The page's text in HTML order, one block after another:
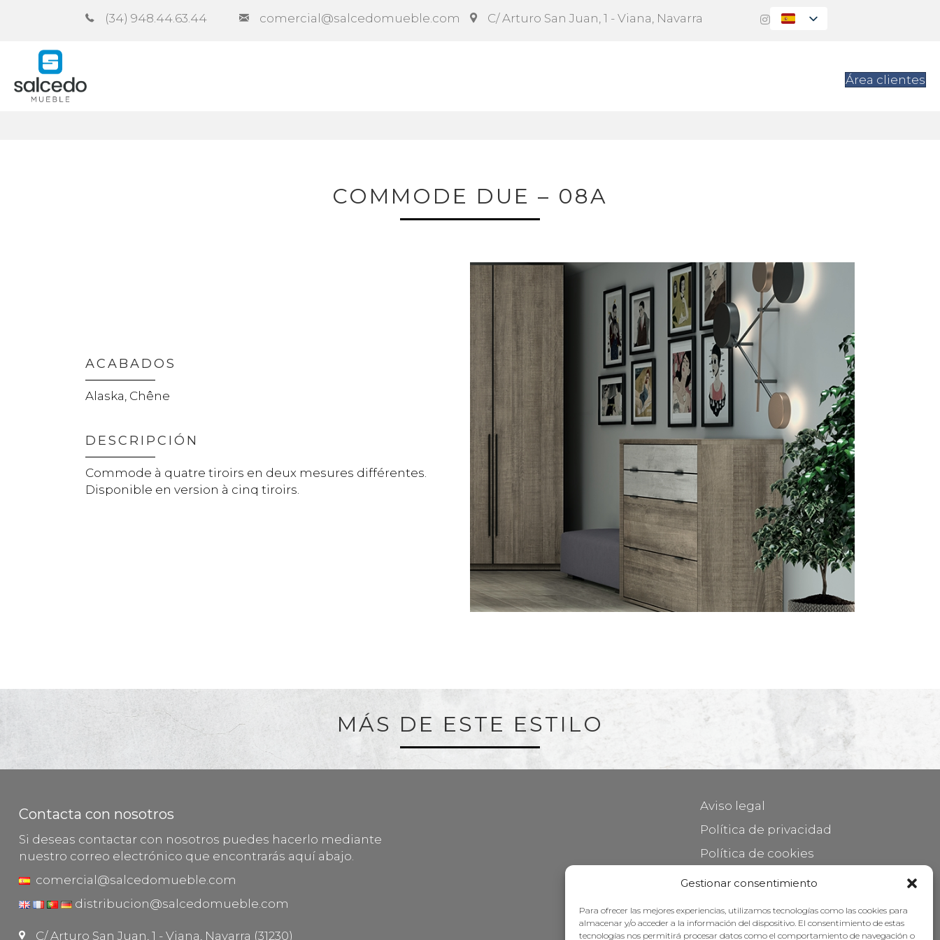
Gestionar consentimiento
Para ofrecer las mejores experiencias, utilizamos tecnologías como las cookies para
almacenar y/o acceder a la información del dispositivo. El consentimiento de estas
tecnologías nos permitirá procesar datos como el comportamiento de navegación o
(34) 948.44.63.44 comercial@salcedomueble.com C/ Arturo San Juan, 1 - Viana, Navarra
Área clientes
COMMODE DUE – 08A
ACABADOS
Alaska, Chêne
DESCRIPCIÓN
Commode à quatre tiroirs en deux mesures différentes.
Disponible en version à cinq tiroirs.
MÁS DE ESTE ESTILO
Contacta con nosotros
Si deseas contactar con nosotros puedes hacerlo mediante
nuestro correo electrónico que encontrarás aquí abajo.
comercial@salcedomueble.com
distribucion@salcedomueble.com
C/ Arturo San Juan, 1 - Viana, Navarra (31230)
Aviso legal
Política de privacidad
Política de cookies
Mantener su mueble